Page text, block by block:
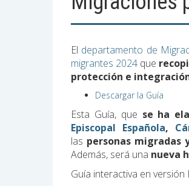
El departamento de
migrantes 2024 que
protección e
Descargar la Guía
Esta Guía, que se ha
Episcopal Española,
las personas migradas
Además, será una nueva
Guía interactiva en versión